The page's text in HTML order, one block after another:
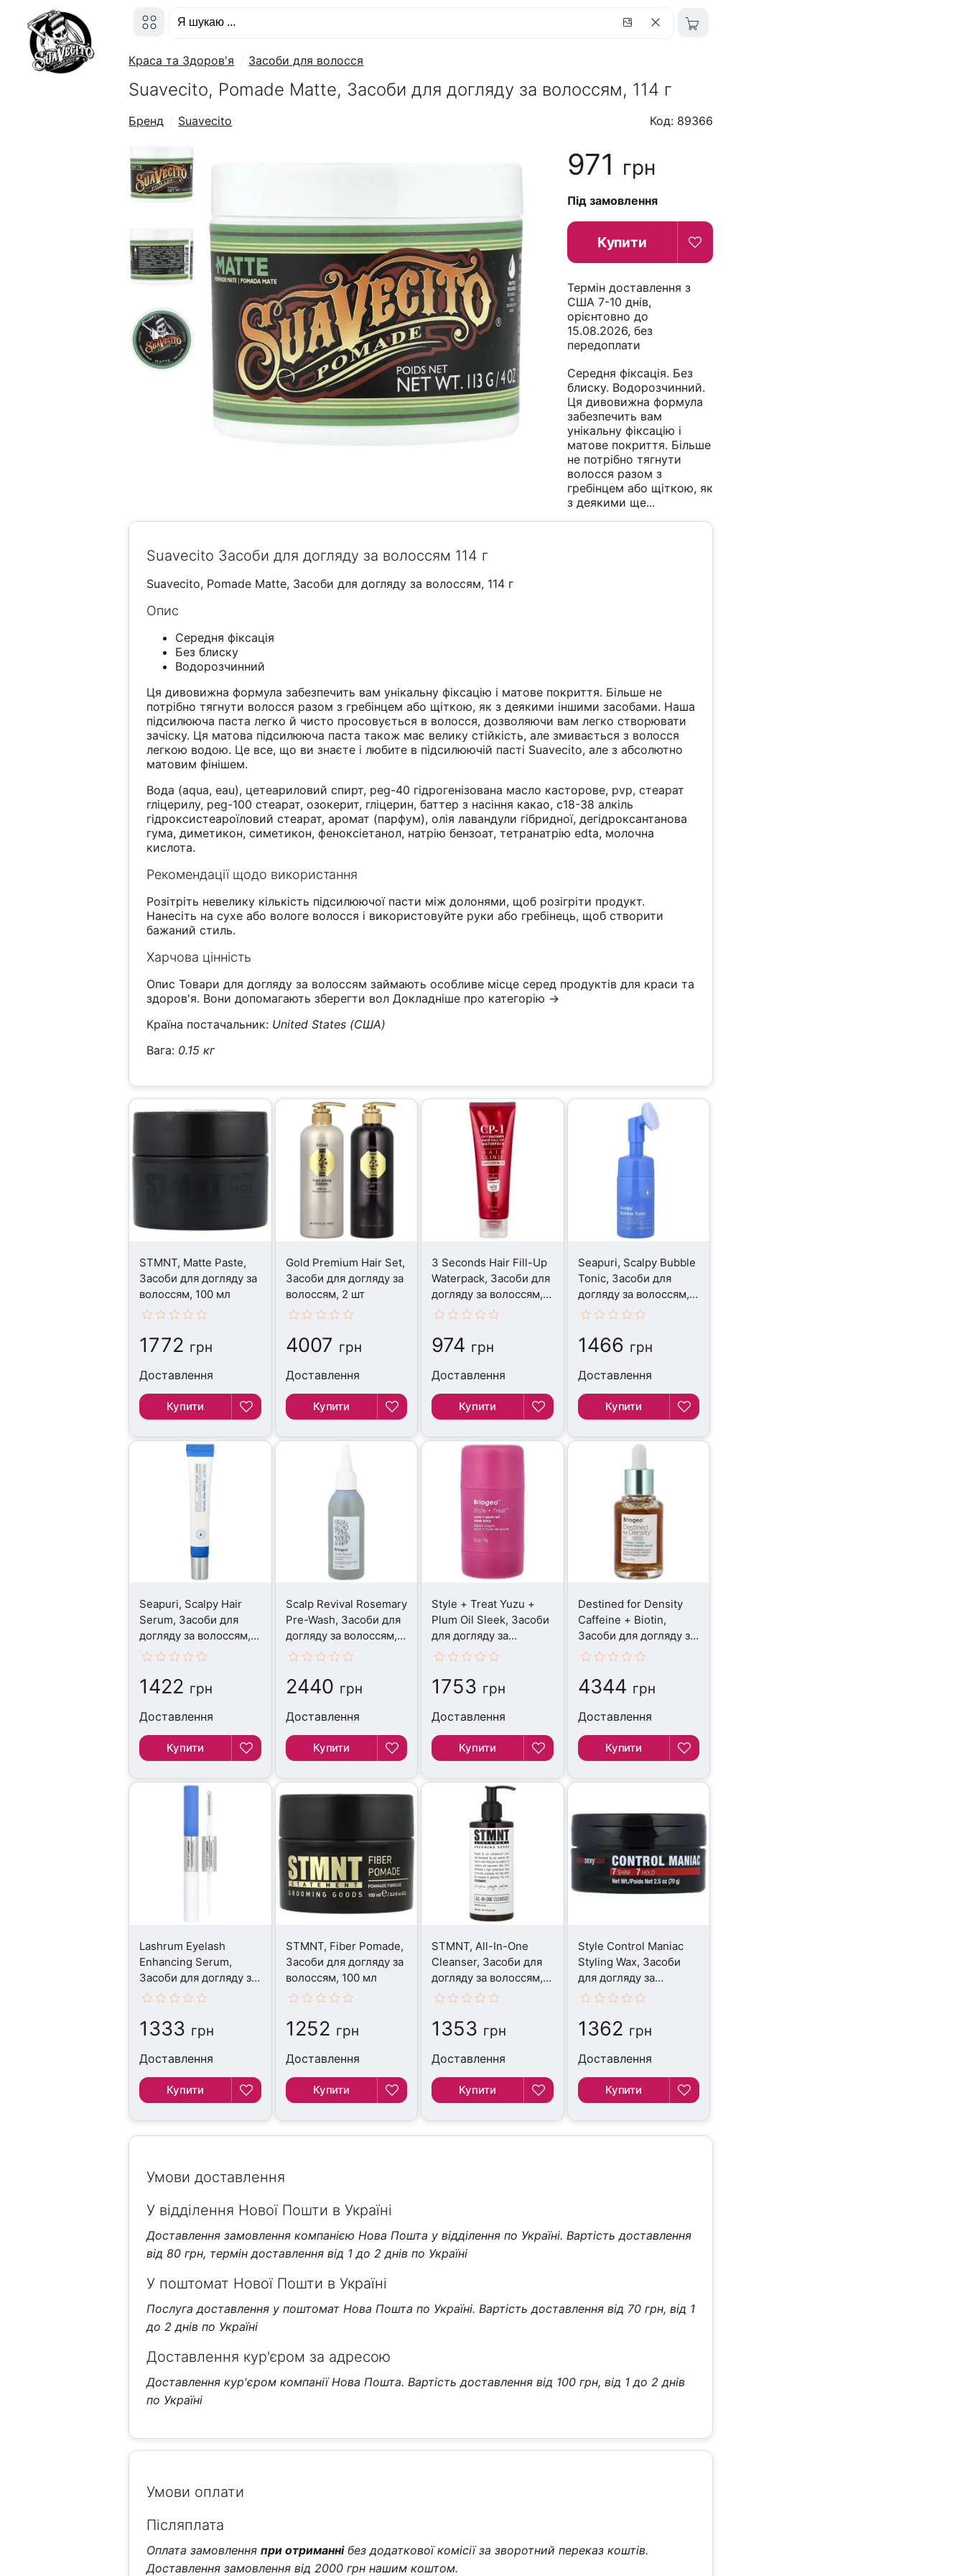
Краса та Здоров'я Засоби для волосся
Suavecito, Pomade Matte, Засоби для догляду за волоссям, 114 г
Бренд Suavecito Код: 89366
971 грн
Під замовлення
Купити
Термін доставлення з
США 7-10 днів,
орієнтовно до
15.08.2026, без
передоплати
Середня фіксація. Без
блиску. Водорозчинний.
Ця дивовижна формула
забезпечить вам
унікальну фіксацію і
матове покриття. Більше
не потрібно тягнути
волосся разом з
гребінцем або щіткою, як
з деякими ще...
Suavecito Засоби для догляду за волоссям 114 г
Suavecito, Pomade Matte, Засоби для догляду за волоссям, 114 г
Опис
Середня фіксація
Без блиску
Водорозчинний
Ця дивовижна формула забезпечить вам унікальну фіксацію і матове покриття. Більше не
потрібно тягнути волосся разом з гребінцем або щіткою, як з деякими іншими засобами. Наша
підсилююча паста легко й чисто просовується в волосся, дозволяючи вам легко створювати
зачіску. Ця матова підсилююча паста також має велику стійкість, але змивається з волосся
легкою водою. Це все, що ви знаєте і любите в підсилюючій пасті Suavecito, але з абсолютно
матовим фінішем.
Вода (aqua, eau), цетеариловий спирт, peg-40 гідрогенізована масло касторове, pvp, стеарат
гліцерилу, peg-100 стеарат, озокерит, гліцерин, баттер з насіння какао, c18-38 алкіль
гідроксистеароїловий стеарат, аромат (парфум), олія лавандули гібридної, дегідроксантанова
гума, диметикон, симетикон, феноксіетанол, натрію бензоат, тетранатрію edta, молочна
кислота.
Рекомендації щодо використання
Розітріть невелику кількість підсилюючої пасти між долонями, щоб розігріти продукт.
Нанесіть на сухе або вологе волосся і використовуйте руки або гребінець, щоб створити
бажаний стиль.
Харчова цінність
Опис Товари для догляду за волоссям займають особливе місце серед продуктів для краси та
здоров'я. Вони допомагають зберегти волДокладніше про категорію →
Країна постачальник: United States (США)
Вага: 0.15 кг
STMNT, Matte Paste,
Засоби для догляду за
волоссям, 100 мл
1772 грн
Доставлення
Купити
Gold Premium Hair Set,
Засоби для догляду за
волоссям, 2 шт
4007 грн
Доставлення
Купити
3 Seconds Hair Fill-Up
Waterpack, Засоби для
догляду за волоссям,
120 мл
974 грн
Доставлення
Купити
Seapuri, Scalpy Bubble
Tonic, Засоби для
догляду за волоссям,
100 мл
1466 грн
Доставлення
Купити
Seapuri, Scalpy Hair
Serum, Засоби для
догляду за волоссям,
20 мл
1422 грн
Доставлення
Купити
Scalp Revival Rosemary
Pre-Wash, Засоби для
догляду за волоссям,
100 мл
2440 грн
Доставлення
Купити
Style + Treat Yuzu +
Plum Oil Sleek, Засоби
для догляду за
волоссям, 15 г
1753 грн
Доставлення
Купити
Destined for Density
Caffeine + Biotin,
Засоби для догляду за
волоссям, 45 мл
4344 грн
Доставлення
Купити
Lashrum Eyelash
Enhancing Serum,
Засоби для догляду за
волоссям, 10 г
1333 грн
Доставлення
Купити
STMNT, Fiber Pomade,
Засоби для догляду за
волоссям, 100 мл
1252 грн
Доставлення
Купити
STMNT, All-In-One
Cleanser, Засоби для
догляду за волоссям,
300 мл
1353 грн
Доставлення
Купити
Style Control Maniac
Styling Wax, Засоби
для догляду за
волоссям, 70 г
1362 грн
Доставлення
Купити
Умови доставлення
У відділення Нової Пошти в Україні
Доставлення замовлення компанією Нова Пошта у відділення по Україні. Вартість доставлення
від 80 грн, термін доставлення від 1 до 2 днів по Україні
У поштомат Нової Пошти в Україні
Послуга доставлення у поштомат Нова Пошта по Україні. Вартість доставлення від 70 грн, від 1
до 2 днів по Україні
Доставлення кур'єром за адресою
Доставлення кур'єром компанії Нова Пошта. Вартість доставлення від 100 грн, від 1 до 2 днів
по Україні
Умови оплати
Післяплата
Оплата замовленняпри отриманнібез додаткової комісії за зворотний переказ коштів.
Доставлення замовлення від 2000 грн нашим коштом.